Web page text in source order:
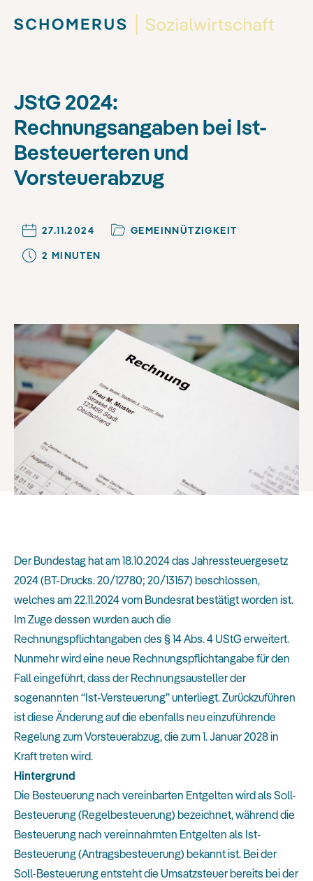
JStG 2024:
Rechnungsangaben bei Ist-
Besteuerteren und
Vorsteuerabzug
27.11.2024
GEMEINNÜTZIGKEIT
2 MINUTEN
Der Bundestag hat am 18.10.2024 das Jahressteuergesetz
2024 (BT-Drucks. 20/12780; 20/13157) beschlossen,
welches am 22.11.2024 vom Bundesrat bestätigt worden ist.
Im Zuge dessen wurden auch die
Rechnungspflichtangaben des § 14 Abs. 4 UStG erweitert.
Nunmehr wird eine neue Rechnungspflichtangabe für den
Fall eingeführt, dass der Rechnungsausteller der
sogenannten “Ist-Versteuerung” unterliegt. Zurückzuführen
ist diese Änderung auf die ebenfalls neu einzuführende
Regelung zum Vorsteuerabzug, die zum 1. Januar 2028 in
Kraft treten wird.
Hintergrund
Die Besteuerung nach vereinbarten Entgelten wird als Soll-
Besteuerung (Regelbesteuerung) bezeichnet, während die
Besteuerung nach vereinnahmten Entgelten als Ist-
Besteuerung (Antragsbesteuerung) bekannt ist. Bei der
Soll-Besteuerung entsteht die Umsatzsteuer bereits bei der